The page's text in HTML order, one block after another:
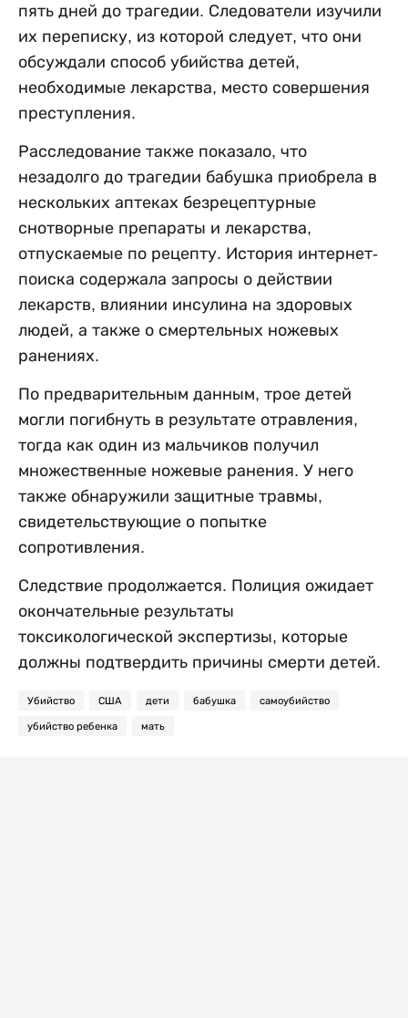
пять дней до трагедии. Следователи изучили
их переписку, из которой следует, что они
обсуждали способ убийства детей,
необходимые лекарства, место совершения
преступления.
Расследование также показало, что
незадолго до трагедии бабушка приобрела в
нескольких аптеках безрецептурные
снотворные препараты и лекарства,
отпускаемые по рецепту. История интернет-
поиска содержала запросы о действии
лекарств, влиянии инсулина на здоровых
людей, а также о смертельных ножевых
ранениях.
По предварительным данным, трое детей
могли погибнуть в результате отравления,
тогда как один из мальчиков получил
множественные ножевые ранения. У него
также обнаружили защитные травмы,
свидетельствующие о попытке
сопротивления.
Следствие продолжается. Полиция ожидает
окончательные результаты
токсикологической экспертизы, которые
должны подтвердить причины смерти детей.
Убийство США дети бабушка самоубийство
убийство ребенка мать